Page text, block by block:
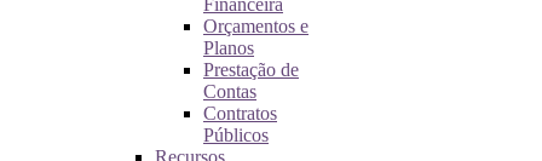
Financeira
Orçamentos e
Planos
Prestação de
Contas
Contratos
Públicos
Recursos